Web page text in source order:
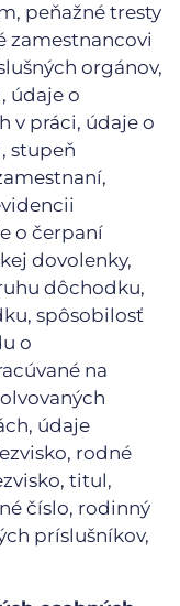
peňažné tresty
zamestnancovi
orgánov,
údaje o
v práci, údaje o
stupeň
o čerpaní
dovolenky,
dôchodku,
spôsobilosť
o
na
údaje
rodné
titul,
číslo, rodinný
príslušníkov,